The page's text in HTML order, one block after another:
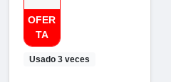
OFER
TA
Usado 3 veces